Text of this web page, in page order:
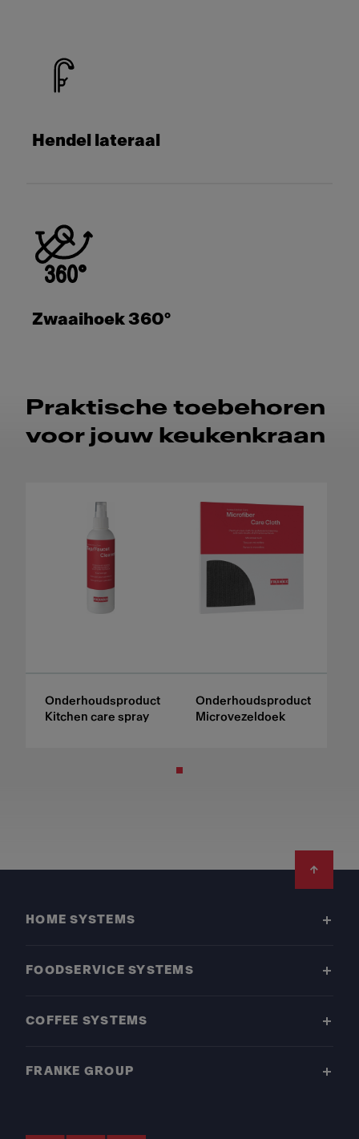
Hendel lateraal
Zwaaihoek 360°
Praktische toebehoren
voor jouw keukenkraan
Onderhoudsproduct
Kitchen care spray
Onderhoudsproduct
Microvezeldoek
HOME SYSTEMS
FOODSERVICE SYSTEMS
COFFEE SYSTEMS
FRANKE GROUP